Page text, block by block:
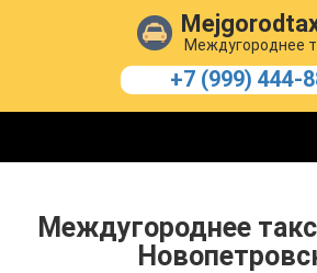
Междугороднее
+7 (999) 444-
Междугороднее